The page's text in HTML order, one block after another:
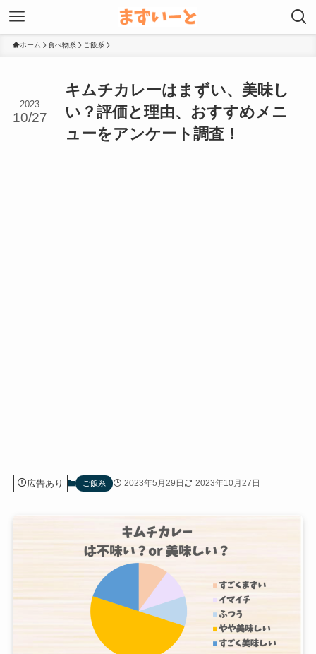
ホーム 食べ物系 ご飯系
キムチカレーはまずい、美味し
い？評価と理由、おすすめメニ
ューをアンケート調査！
2023
10/27
広告あり ご飯系 2023年5月29日 2023年10月27日